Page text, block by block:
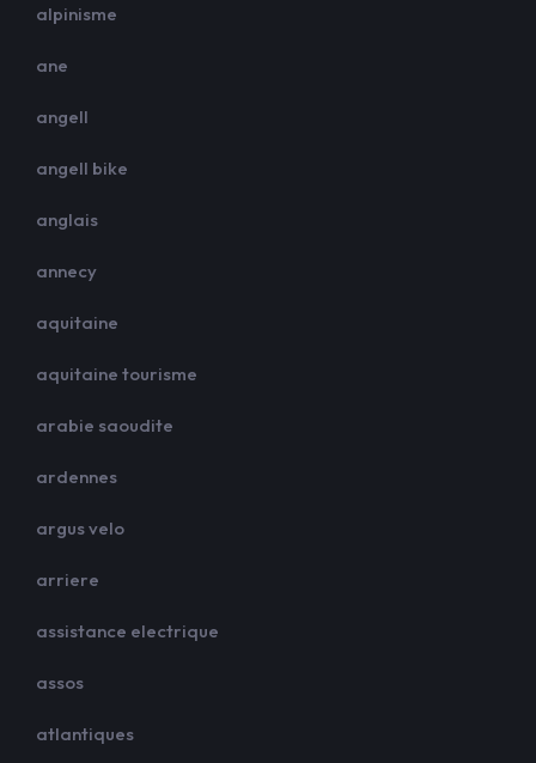
alpinisme
ane
angell
angell bike
anglais
annecy
aquitaine
aquitaine tourisme
arabie saoudite
ardennes
argus velo
arriere
assistance electrique
assos
atlantiques